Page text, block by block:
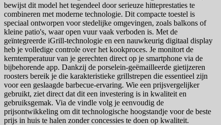
bewijst dit model het tegendeel door serieuze hitteprestaties te
combineren met moderne technologie. Dit compacte toestel is
speciaal ontworpen voor stedelijke omgevingen, zoals balkons of
kleine patio's, waar open vuur vaak verboden is. Met de
geïntegreerde iGrill-technologie en een nauwkeurig digitaal display
heb je volledige controle over het kookproces. Je monitort de
kerntemperatuur van je gerechten direct op je smartphone via de
bijbehorende app. Dankzij de porselein-geëmailleerde gietijzeren
roosters bereik je die karakteristieke grillstrepen die essentieel zijn
voor een geslaagde barbecue-ervaring. Wie een prijsvergelijker
gebruikt, ziet direct dat dit een investering is in kwaliteit en
gebruiksgemak. Via de vindle volg je eenvoudig de
prijsontwikkeling om dit technologische hoogstandje voor de beste
prijs in huis te halen zonder concessies te doen op kwaliteit.